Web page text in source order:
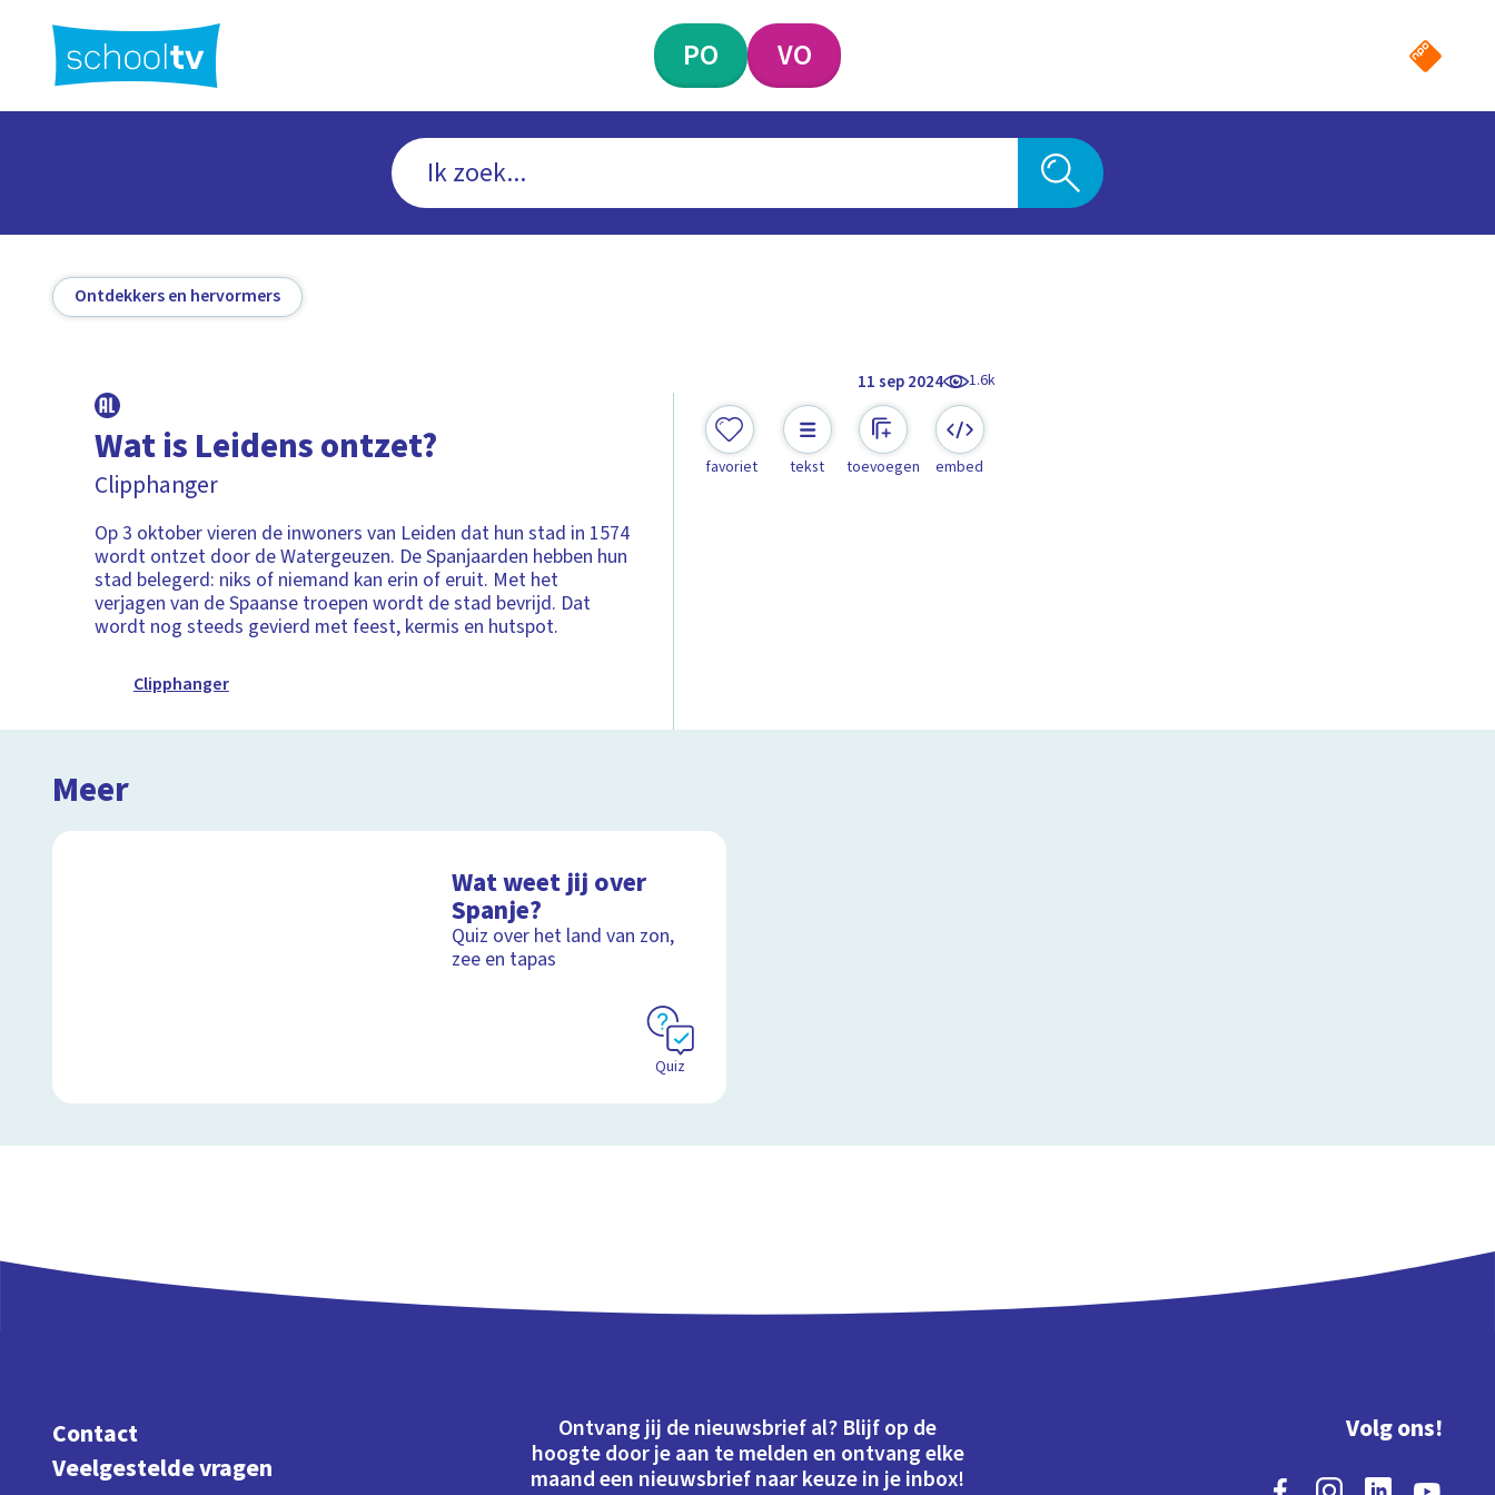
hoofdinhoud
PO VO
Ontdekkers en hervormers
11 sep 2024 1.6k
Wat is Leidens ontzet?
Clipphanger
Op 3 oktober vieren de inwoners van Leiden dat hun stad in 1574
wordt ontzet door de Watergeuzen. De Spanjaarden hebben hun
stad belegerd: niks of niemand kan erin of eruit. Met het
verjagen van de Spaanse troepen wordt de stad bevrijd. Dat
wordt nog steeds gevierd met feest, kermis en hutspot.
Clipphanger
favoriet tekst toevoegen embed
Meer
Wat weet jij over
Spanje?
Quiz over het land van zon,
zee en tapas
Quiz
Contact
Veelgestelde vragen
Ontvang jij de nieuwsbrief al? Blijf op de
hoogte door je aan te melden en ontvang elke
maand een nieuwsbrief naar keuze in je inbox!
Volg ons!